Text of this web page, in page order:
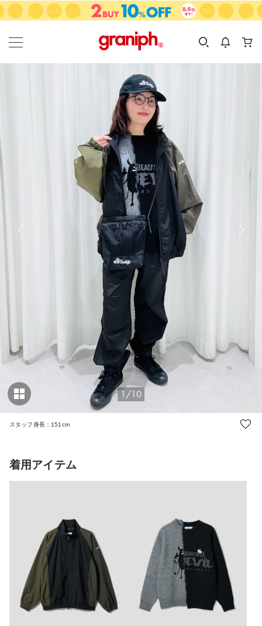
カテゴリーから探す
KIDS
カテゴリ
サイズ
1/10
スタッフ身長：151cm
着用アイテム